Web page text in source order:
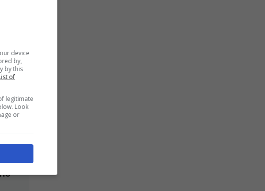
device
by,
by this
of
legitimate
Look
or